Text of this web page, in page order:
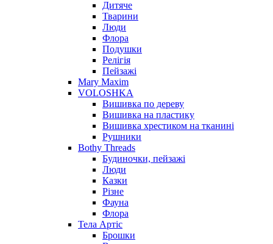
Дитяче
Тварини
Люди
Флора
Подушки
Релігія
Пейзажі
Mary Maxim
VOLOSHKA
Вишивка по дереву
Вишивка на пластику
Вишивка хрестиком на тканині
Рушники
Bothy Threads
Будиночки, пейзажі
Люди
Казки
Різне
Фауна
Флора
Тела Артіс
Брошки